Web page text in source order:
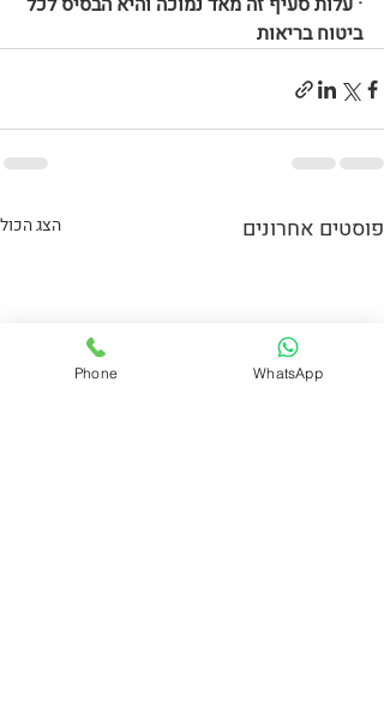
ביטוח בריאות
פוסטים אחרונים הצג הכול
Phone WhatsApp